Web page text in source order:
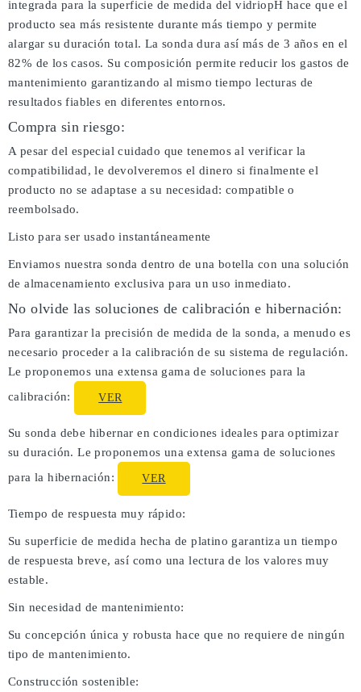
integrada para la superficie de medida del vidriopH hace que el
producto sea más resistente durante más tiempo y permite
alargar su duración total. La sonda dura así más de 3 años en el
82% de los casos. Su composición permite reducir los gastos de
mantenimiento garantizando al mismo tiempo lecturas de
resultados fiables en diferentes entornos.
Compra sin riesgo:
A pesar del especial cuidado que tenemos al verificar la
compatibilidad, le devolveremos el dinero si finalmente el
producto no se adaptase a su necesidad: compatible o
reembolsado.
Listo para ser usado instantáneamente
Enviamos nuestra sonda dentro de una botella con una solución
de almacenamiento exclusiva para un uso inmediato.
No olvide las soluciones de calibración e hibernación:
Para garantizar la precisión de medida de la sonda, a menudo es
necesario proceder a la calibración de su sistema de regulación.
Le proponemos una extensa gama de soluciones para la
calibración:
VER
Su sonda debe hibernar en condiciones ideales para optimizar
su duración. Le proponemos una extensa gama de soluciones
para la hibernación:
VER
Tiempo de respuesta muy rápido:
Su superficie de medida hecha de platino garantiza un tiempo
de respuesta breve, así como una lectura de los valores muy
estable.
Sin necesidad de mantenimiento:
Su concepción única y robusta hace que no requiere de ningún
tipo de mantenimiento.
Construcción sostenible: